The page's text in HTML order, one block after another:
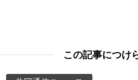
この記事につけ